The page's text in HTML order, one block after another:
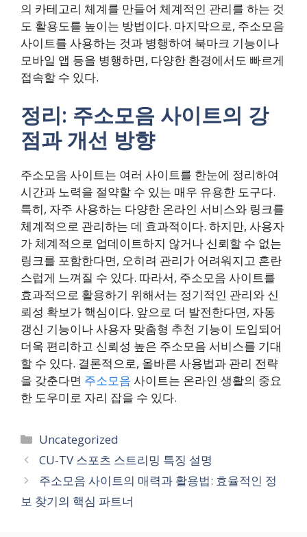
의 카테고리 체계를 만들어 체계적인 관리를 하는 것
도 활용도를 높이는 방법이다. 마지막으로, 주소모음
사이트를 사용하는 것과 병행하여 북마크 기능이나
모바일 앱 등을 병행하면, 다양한 환경에서도 빠르게
접속할 수 있다.
정리: 주소모음 사이트의 강
점과 개선 방향
주소모음 사이트는 여러 사이트를 한눈에 정리하여
시간과 노력을 절약할 수 있는 매우 유용한 도구다.
특히, 자주 사용하는 다양한 온라인 서비스와 링크를
체계적으로 관리하는 데 효과적이다. 하지만, 사용자
가 체계적으로 업데이트하지 않거나 신뢰할 수 없는
링크를 포함한다면, 오히려 관리가 어려워지고 혼란
스럽게 느껴질 수 있다. 따라서, 주소모음 사이트를
효과적으로 활용하기 위해서는 정기적인 관리와 신
뢰성 확보가 핵심이다. 앞으로 더 발전한다면, 자동
갱신 기능이나 사용자 맞춤형 추천 기능이 도입되어
더욱 편리하고 신뢰성 높은 주소모음 서비스를 기대
할 수 있다. 결론적으로, 올바른 사용법과 관리 전략
을 갖춘다면 주소모음 사이트는 온라인 생활의 중요
한 도우미로 자리 잡을 수 있다.
Categories
Uncategorized
CU-TV 스포츠 스트리밍 특징 설명
주소모음 사이트의 매력과 활용법: 효율적인 정
보 찾기의 핵심 파트너